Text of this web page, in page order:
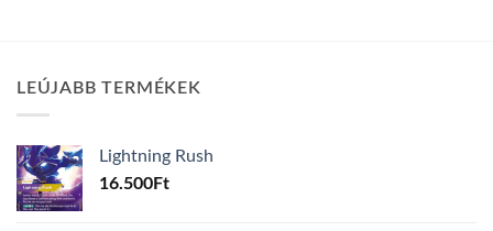
LEÚJABB TERMÉKEK
Lightning Rush
16.500Ft